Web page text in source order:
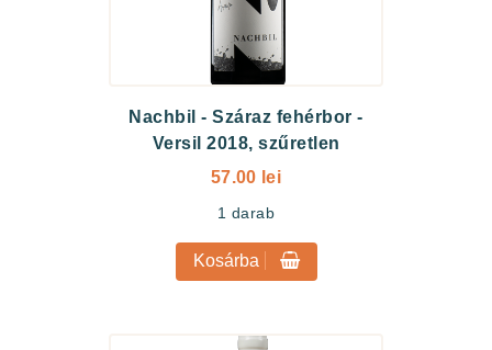
Nachbil -Száraz fehérbor -
Versil 2018, szűretlen
57.00 lei
1 darab
Kosárba